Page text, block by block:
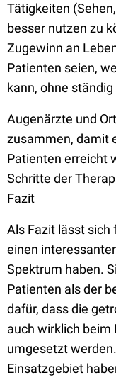
Tätigkeiten
besser nutzen zu
Zugewinn an
Patienten seien,
kann, ohne ständig
Augenärzte und
zusammen, damit
Patienten erreicht
Schritte der
Fazit
Als Fazit lässt sich
einen
Spektrum haben.
Patienten als der
dafür, dass die
auch wirklich beim
umgesetzt
Einsatzgebiet